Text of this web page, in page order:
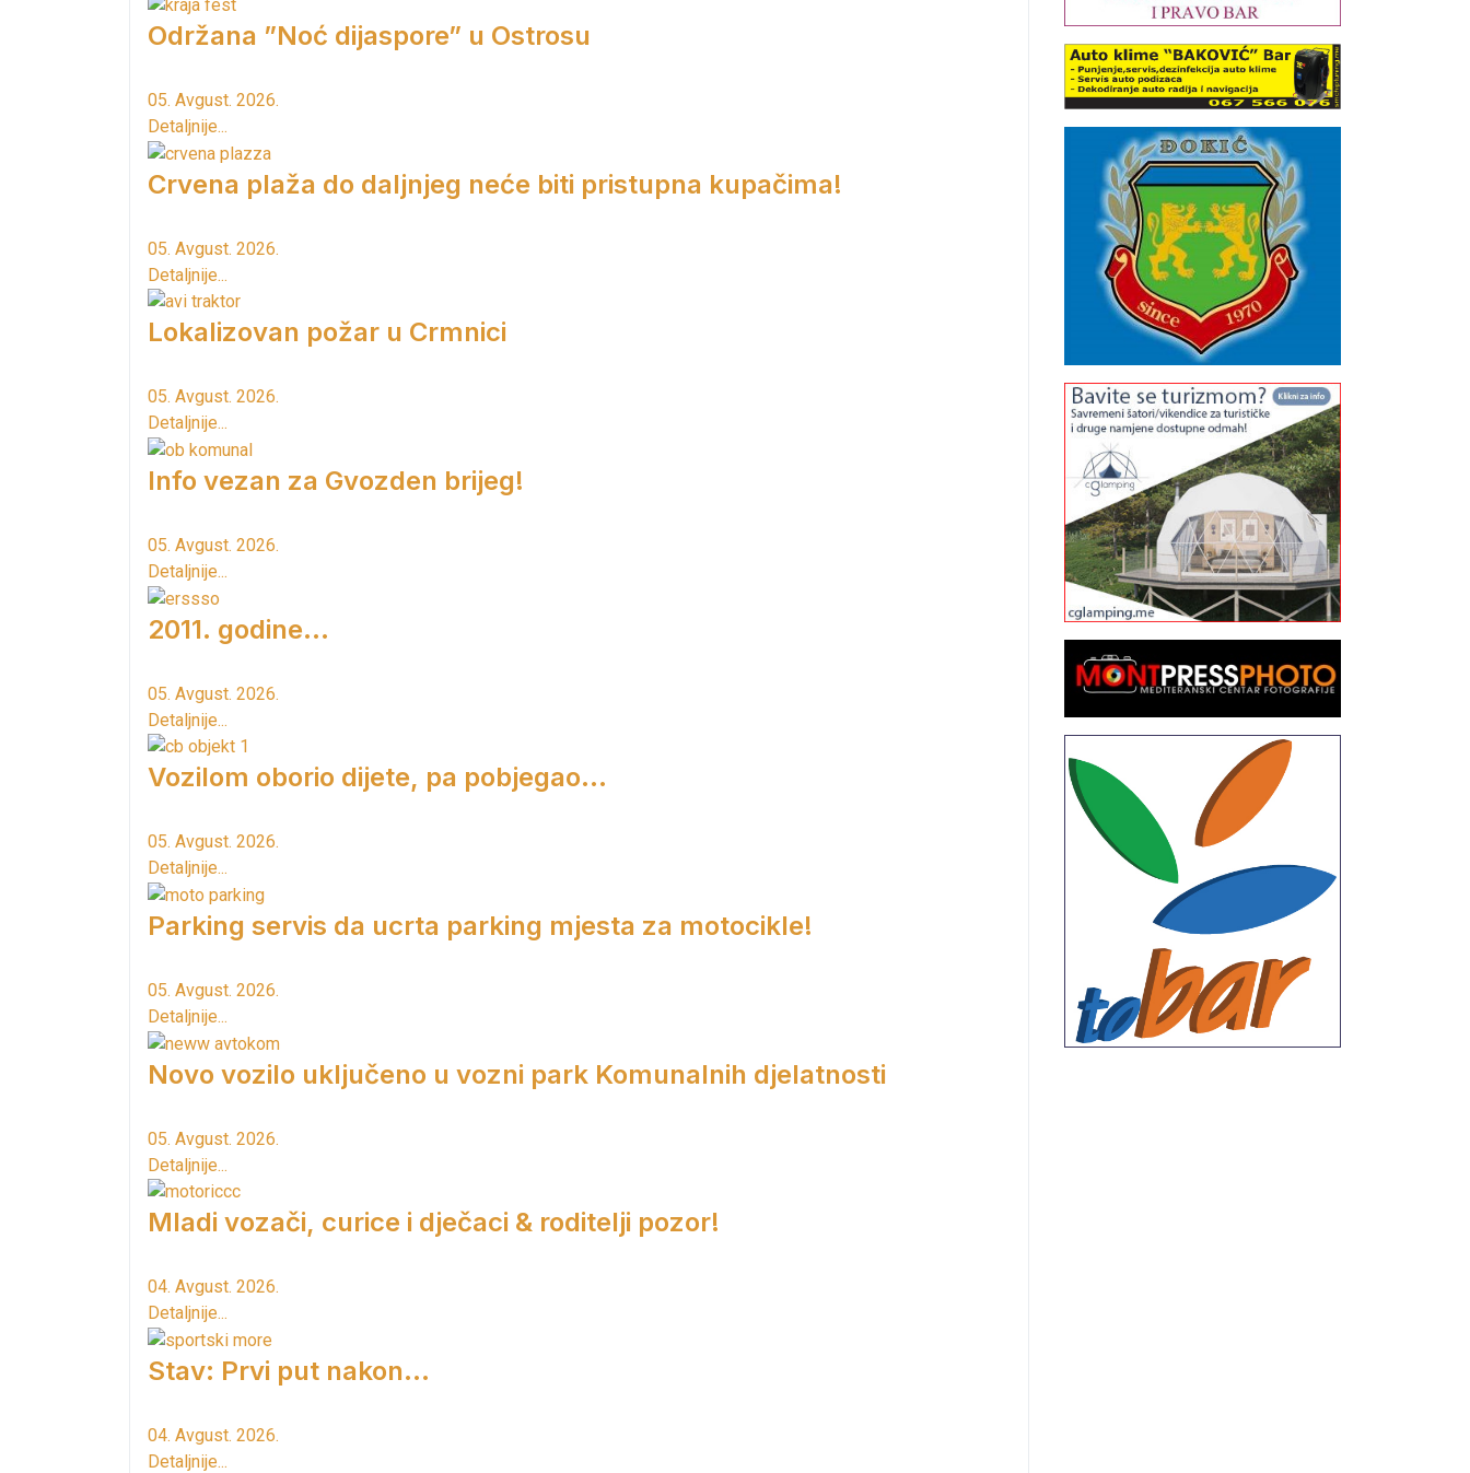
Održana ”Noć dijaspore” u Ostrosu
05. Avgust. 2026.
Detaljnije...
Crvena plaža do daljnjeg neće biti pristupna kupačima!
05. Avgust. 2026.
Detaljnije...
Lokalizovan požar u Crmnici
05. Avgust. 2026.
Detaljnije...
Info vezan za Gvozden brijeg!
05. Avgust. 2026.
Detaljnije...
2011. godine...
05. Avgust. 2026.
Detaljnije...
Vozilom oborio dijete, pa pobjegao...
05. Avgust. 2026.
Detaljnije...
Parking servis da ucrta parking mjesta za motocikle!
05. Avgust. 2026.
Detaljnije...
Novo vozilo uključeno u vozni park Komunalnih djelatnosti
05. Avgust. 2026.
Detaljnije...
Mladi vozači, curice i dječaci & roditelji pozor!
04. Avgust. 2026.
Detaljnije...
Stav: Prvi put nakon…
04. Avgust. 2026.
Detaljnije...